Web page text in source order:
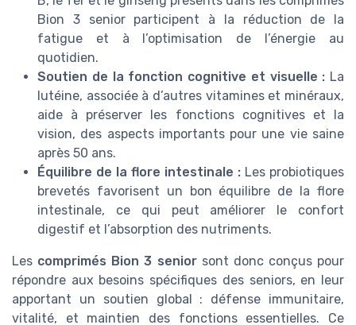
Bion 3 senior participent à la réduction de la
fatigue et à l’optimisation de l’énergie au
quotidien.
Soutien de la fonction cognitive et visuelle : La
lutéine, associée à d’autres vitamines et minéraux,
aide à préserver les fonctions cognitives et la
vision, des aspects importants pour une vie saine
après 50 ans.
Équilibre de la flore intestinale : Les probiotiques
brevetés favorisent un bon équilibre de la flore
intestinale, ce qui peut améliorer le confort
digestif et l’absorption des nutriments.
Les comprimés Bion 3 seniorsont donc conçus pour
répondre aux besoins spécifiques des seniors, en leur
apportant un soutien global : défense immunitaire,
vitalité, et maintien des fonctions essentielles. Ce